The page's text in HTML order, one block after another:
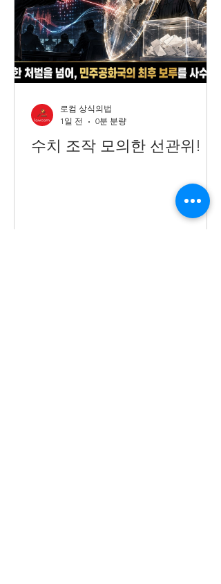
수치 조작 모의한 선관위!
로컴 상식의법
1일 전
0분 분량